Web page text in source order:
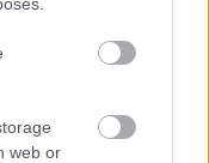
web or